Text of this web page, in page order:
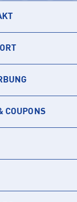
COUPONS